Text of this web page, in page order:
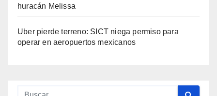
huracán Melissa
Uber pierde terreno: SICT niega permiso para
operar en aeropuertos mexicanos